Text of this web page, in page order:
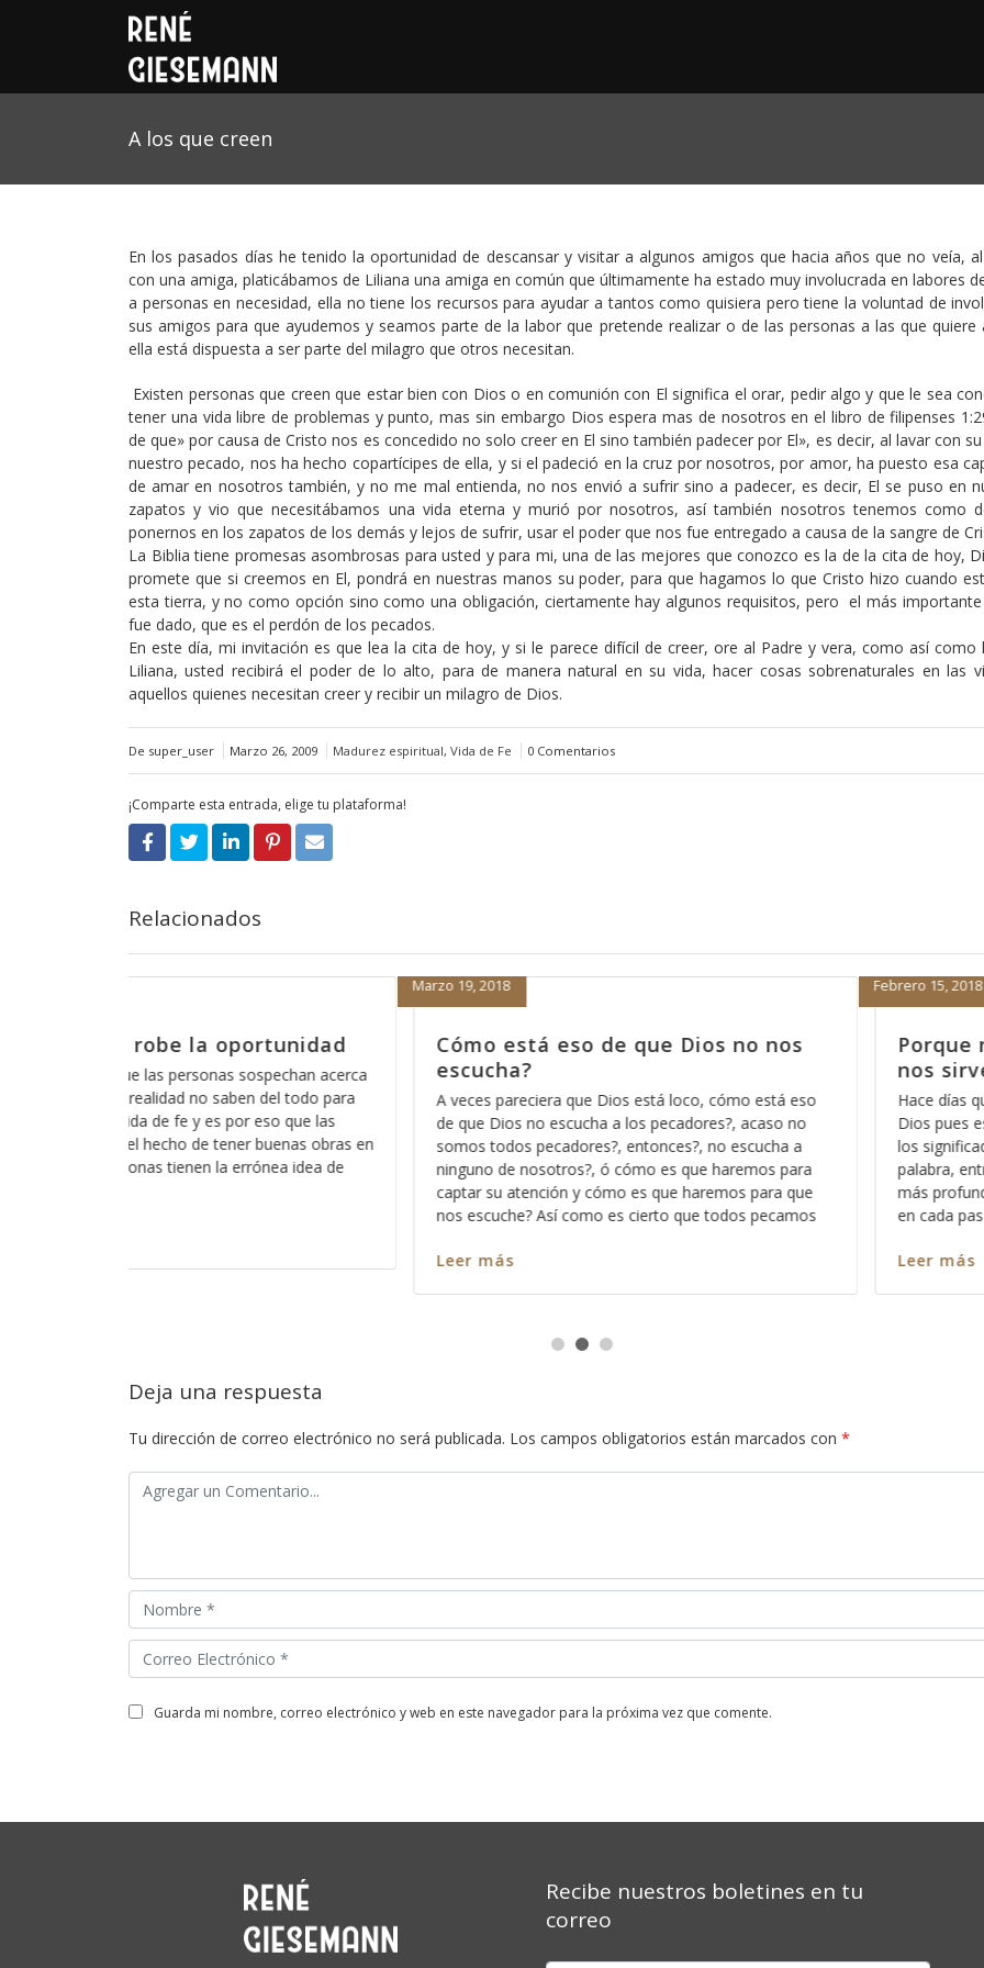
A los que creen
En los pasados días he tenido la oportunidad de descansar y visitar a algunos amigos que hacia años que no veía,
con una amiga, platicábamos de Liliana una amiga en común que últimamente ha estado muy involucrada en labores
a personas en necesidad, ella no tiene los recursos para ayudar a tantos como quisiera pero tiene la voluntad de
sus amigos para que ayudemos y seamos parte de la labor que pretende realizar o de las personas a las que quiere
ella está dispuesta a ser parte del milagro que otros necesitan.
Existen personas que creen que estar bien con Dios o en comunión con El significa el orar, pedir algo y que le sea
tener una vida libre de problemas y punto, mas sin embargo Dios espera mas de nosotros en el libro de filipenses
de que» por causa de Cristo nos es concedido no solo creer en El sino también padecer por El», es decir, al lavar con
nuestro pecado, nos ha hecho copartícipes de ella, y si el padeció en la cruz por nosotros, por amor, ha puesto esa
de amar en nosotros también, y no me mal entienda, no nos envió a sufrir sino a padecer, es decir, El se puso en
zapatos y vio que necesitábamos una vida eterna y murió por nosotros, así también nosotros tenemos como
ponernos en los zapatos de los demás y lejos de sufrir, usar el poder que nos fue entregado a causa de la sangre de
La Biblia tiene promesas asombrosas para usted y para mi, una de las mejores que conozco es la de la cita de hoy,
promete que si creemos en El, pondrá en nuestras manos su poder, para que hagamos lo que Cristo hizo cuando
esta tierra, y no como opción sino como una obligación, ciertamente hay algunos requisitos, pero el más
fue dado, que es el perdón de los pecados.
En este día, mi invitación es que lea la cita de hoy, y si le parece difícil de creer, ore al Padre y vera, como así como
Liliana, usted recibirá el poder de lo alto, para de manera natural en su vida, hacer cosas sobrenaturales en las
aquellos quienes necesitan creer y recibir un milagro de Dios.
De super_user Marzo 26, 2009 Madurez espiritual, Vida de Fe 0 Comentarios
¡Comparte esta entrada, elige tu plataforma!
Relacionados
eso de que Dios no nos
que Dios está loco, cómo está eso
escucha a los pecadores?, acaso no
entonces?, no escucha a
ó cómo es que haremos para
Porque nada más orar pa’dentro no
nos sirve
Febrero 15, 2018
Hace días que reflexiono acerca de la revelación de
Dios pues ese método que Dios usa para mostrarnos
los significados no ocultos sino profundos de la
palabra, entre más nos vamos familiarizando con ella,
más profundo nos permite Dios ver en cada versículo y
en cada pasaja y más claro nos queda cada mensaje y
Leer más
El camino
Enero 29, 2018
Muchas personas
cosas “buenas”
que haga cosas por
estar comprando la
y que si no hacemos
el riesgo de que Dios
Leer más
Deja una respuesta
Tu dirección de correo electrónico no será publicada. Los campos obligatorios están marcados con *
guarda mi nombre, correo electrónico y web en este navegador para la próxima vez que comente.
Recibe nuestros boletines en tu
correo